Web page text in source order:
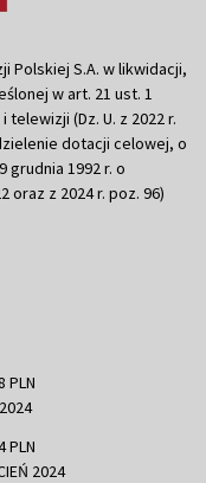
Polskiej S.A. w likwidacji,
w art. 21 ust. 1
(Dz. U. z 2022 r.
dotacji celowej, o
grudnia 1992 r. o
oraz z 2024 r. poz. 96)
PLN
PLN
2024